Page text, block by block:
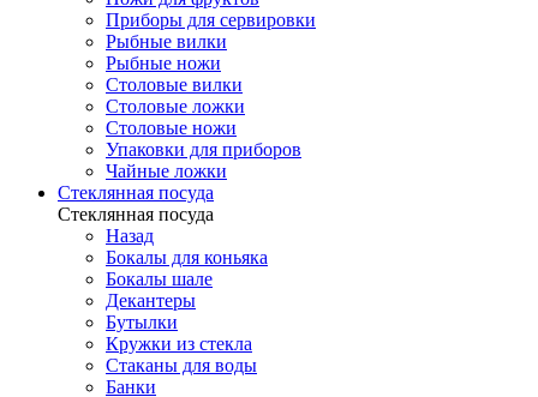
Приборы для сервировки
Рыбные вилки
Рыбные ножи
Столовые вилки
Столовые ложки
Столовые ножи
Упаковки для приборов
Чайные ложки
Стеклянная посуда
Стеклянная посуда
Назад
Бокалы для коньяка
Бокалы шале
Декантеры
Бутылки
Кружки из стекла
Стаканы для воды
Банки